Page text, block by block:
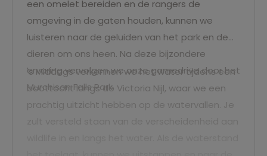
een omelet bereiden en de rangers de
omgeving in de gaten houden, kunnen we
luisteren naar de geluiden van het park en de
dieren om ons heen. Na deze bijzondere
ervaring vervolgen we onze gamedrive door het
Murchison Falls Park.
's Middags verkennen we het water tijdens een
boottocht langs de Victoria Nijl, waar we een
prachtig uitzicht hebben op de watervallen. Je